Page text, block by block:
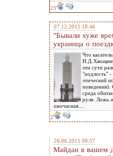
23
07.12.2015 18:46
"Бывали хуже
украинца о
Что
эти сути
"подлость" -
этический
поведения).
среда
руля. Ложь
ежечасная....
2
26.06.2015 09:57
Майдан в вашем